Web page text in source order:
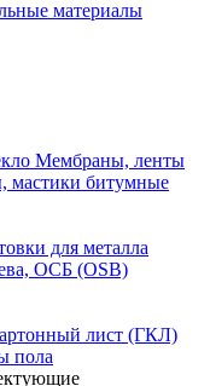
материалы
Мембраны, ленты
мастики битумные
для металла
ОСБ (OSB)
лист (ГКЛ)
пола